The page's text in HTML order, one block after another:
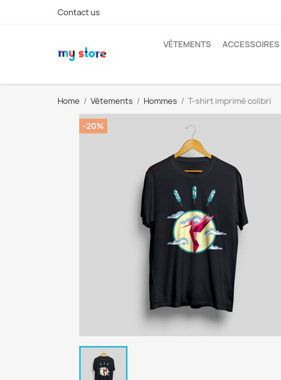
Contact us
VÊTEMENTS ACCESSOIRES
Home Vêtements Hommes T-shirt imprimé colibri
-20%